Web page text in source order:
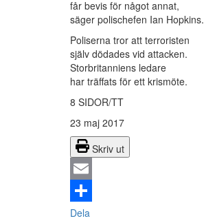
får bevis för något annat,
säger polischefen Ian Hopkins.
Poliserna tror att terroristen
själv dödades vid attacken.
Storbritanniens ledare
har träffats för ett krismöte.
8 SIDOR/TT
23 maj 2017
Skriv ut
Email
Dela